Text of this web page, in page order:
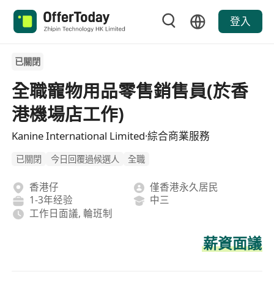
登入
已關閉
全職寵物用品零售銷售員(於香
港機場店工作)
Kanine International Limited·綜合商業服務
已關閉 今日回覆過候選人 全職
香港仔
僅香港永久居民
1-3年经验
中三
工作日面議, 輪班制
薪資面議